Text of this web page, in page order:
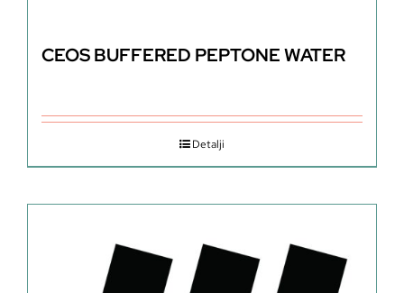
CEOS BUFFERED PEPTONE WATER
Detalji